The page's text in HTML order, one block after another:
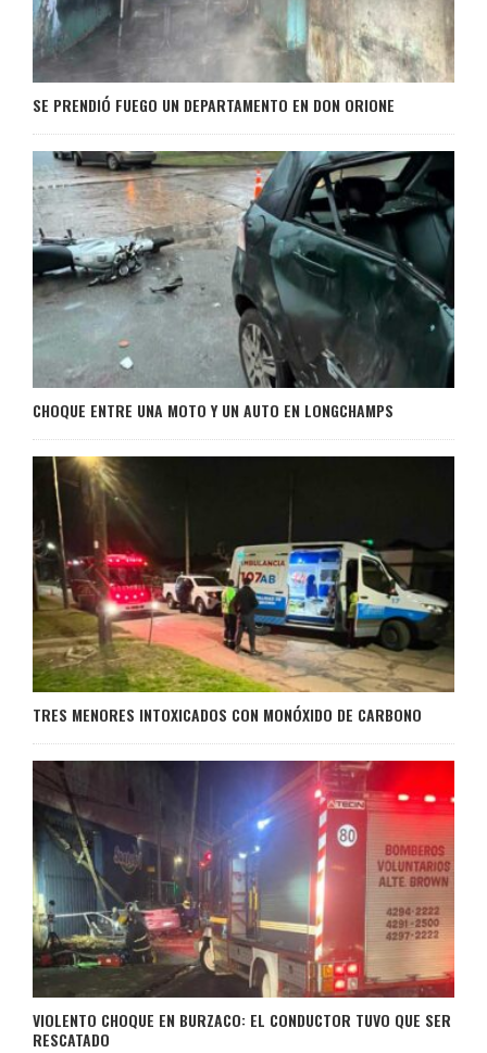
SE PRENDIÓ FUEGO UN DEPARTAMENTO EN DON ORIONE
CHOQUE ENTRE UNA MOTO Y UN AUTO EN LONGCHAMPS
TRES MENORES INTOXICADOS CON MONÓXIDO DE CARBONO
VIOLENTO CHOQUE EN BURZACO: EL CONDUCTOR TUVO QUE SER
RESCATADO